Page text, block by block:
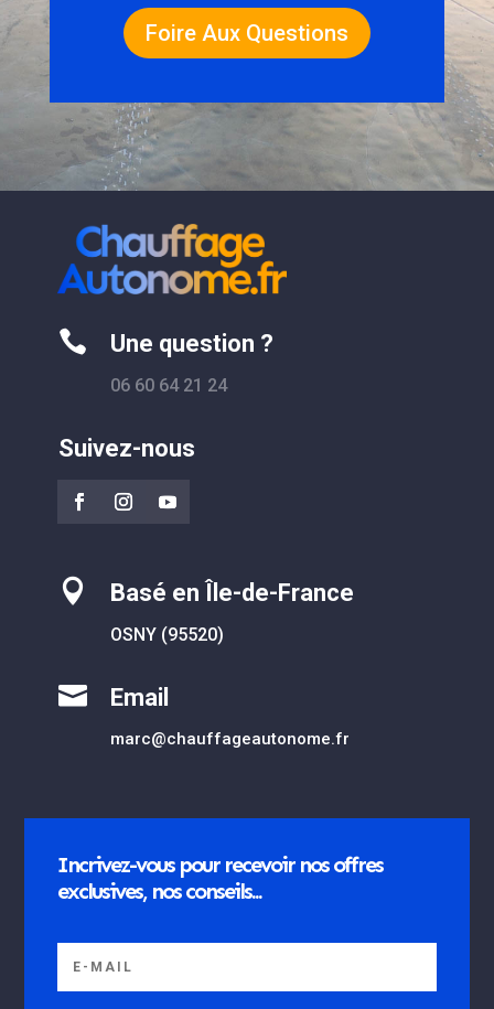
Foire Aux Questions
 Une question ?
06 60 64 21 24
Suivez-nous
 Basé en Île-de-France
OSNY (95520)
 Email
marc@chauffageautonome.fr
Incrivez-vous pour recevoir nos offres
exclusives, nos conseils...